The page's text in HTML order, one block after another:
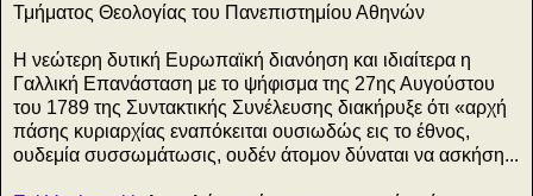
Τμήματος Θεολογίας του Πανεπιστημίου Αθηνών
Η νεώτερη δυτική Ευρωπαϊκή διανόηση και ιδιαίτερα η
Γαλλική Επανάσταση με το ψήφισμα της 27ης Αυγούστου
του 1789 της Συντακτικής Συνέλευσης διακήρυξε ότι «αρχή
πάσης κυριαρχίας εναπόκειται ουσιωδώς εις το έθνος,
ουδεμία συσσωμάτωσις, ουδέν άτομον δύναται να ασκήση...